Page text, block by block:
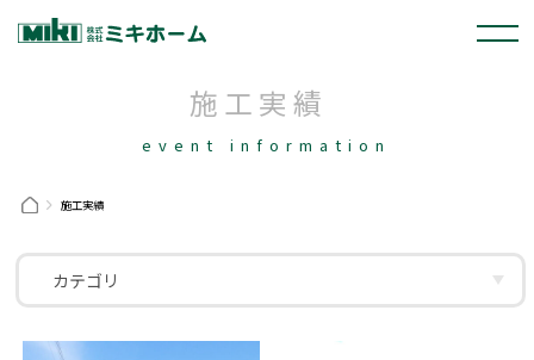
施工実績
event information
施工実績
カテゴリ
岡崎市
幸田町
刈谷市
安城市
豊田市
西尾市
碧南市
名古屋市
注文住宅
新築分譲
リフォーム
店舗